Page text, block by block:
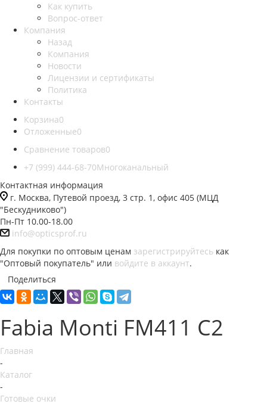
Как купить
Вопрос-ответ
Компания
Назад
Компания
Новости
Лицензии и сертификаты
Политика
Контакты
Корзина0
Отложенные0
Сравнение товаров0
+7 (999) 444-68-70Многоканальный
Контактная информация
г. Москва, Путевой проезд, 3 стр. 1, офис 405 (МЦД
"Бескудниково")
Пн-Пт 10.00-18.00
info@opticsprof.ru
Для покупки по оптовым ценам зарегистрируйтесь как
"Оптовый покупатель" или войдите в аккаунт.
Поделиться
Fabia Monti FM411 C2
Главная
-
Каталог
-
Готовые очки